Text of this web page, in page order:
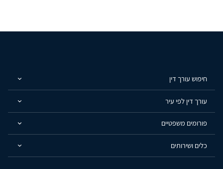
חיפוש עורך דין
עורך דין לפי עיר
פורומים משפטיים
כלים ושירותים